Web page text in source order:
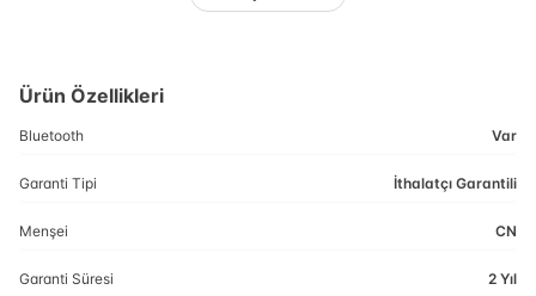
Ürün Özellikleri
Bluetooth Var
Garanti Tipi İthalatçı Garantili
Menşei CN
Garanti Süresi 2 Yıl